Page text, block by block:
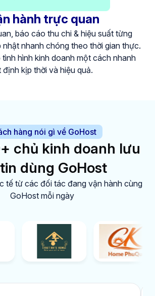
hành trực quan
báo cáo thu chi & hiệu suất từng
nhanh chóng theo thời gian thực.
tình hình kinh doanh một cách nhanh
kịp thời và hiệu quả.
hàng nói gì về GoHost
chủ kinh doanh lưu
dùng GoHost
tế từ các đối tác đang vận hành cùng
GoHost mỗi ngày